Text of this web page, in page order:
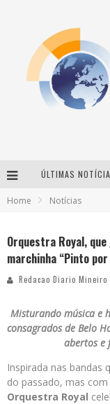
ÚLTIMAS
Home Notícias
Orquestra Royal,
marchinha “Pinto
Redacao Diario Mineiro
Misturando música e
consagrados de Belo
abertos e
Inspirada nas bandas
do passado, mas
Orquestra Royal